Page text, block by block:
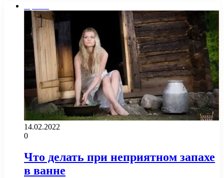
14.02.2022
0
Что делать при неприятном запахе
в ванне